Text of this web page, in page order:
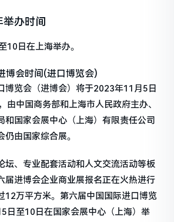
举办时间
10日在上海举办。
博览会（进博会）将于2023年11月5日
由中国商务部和上海市人民政府主办、
和国家会展中心（上海）有限责任公司
由国家综合展。
坛、专业配套活动和人文交流活动等板
届进博会企业商业展报名正在火热进行
12万平方米。第六届中国国际进口博览
日至10日在国家会展中心（上海）举